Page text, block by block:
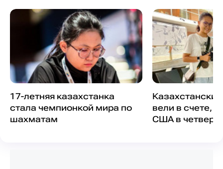
17-летняя казахстанка
стала чемпионкой мира по
шахматам
вели в счете,
США в